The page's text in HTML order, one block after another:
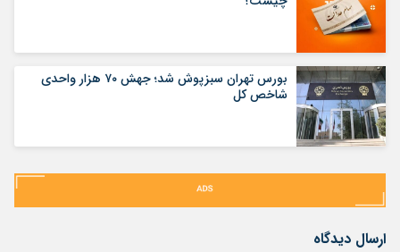
بورس تهران سبزپوش شد؛ جهش ۷۰ هزار واحدی
شاخص کل
ارسال دیدگاه